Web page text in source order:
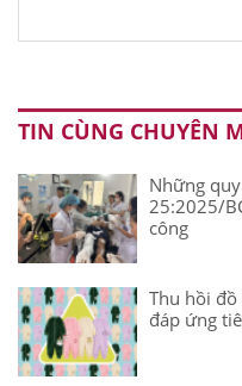
TIN CÙNG CHUYÊN
Những
25:2025/
công
Thu hồi
đáp ứng